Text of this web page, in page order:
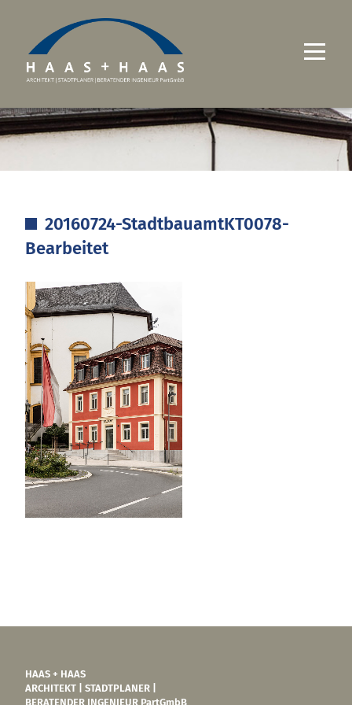
UNTERNEHMEN
KARRIERE
20160724-StadtbauamtKT0078-
Bearbeitet
HAAS + HAAS
ARCHITEKT | STADTPLANER |
BERATENDER INGENIEUR PartGmbB